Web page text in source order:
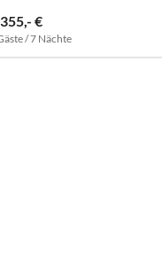
€
/ 7 Nächte